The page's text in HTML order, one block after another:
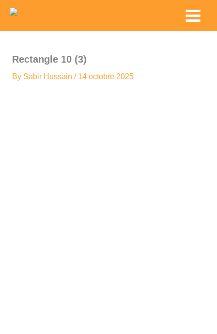
content
Main
Menu
Rectangle 10 (3)
By Sabir Hussain / 14 octobre 2025